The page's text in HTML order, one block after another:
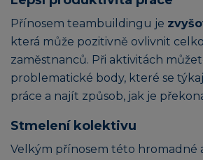
Přínosem teambuildingu je
která může pozitivně ovlivnit
zaměstnanců. Při aktivitách
problematické body, které se
práce a najít způsob, jak je
Stmelení kolektivu
Velkým přínosem této hromadné